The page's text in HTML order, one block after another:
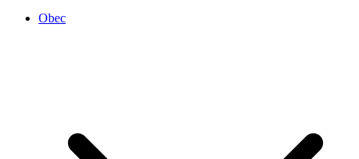
Obec